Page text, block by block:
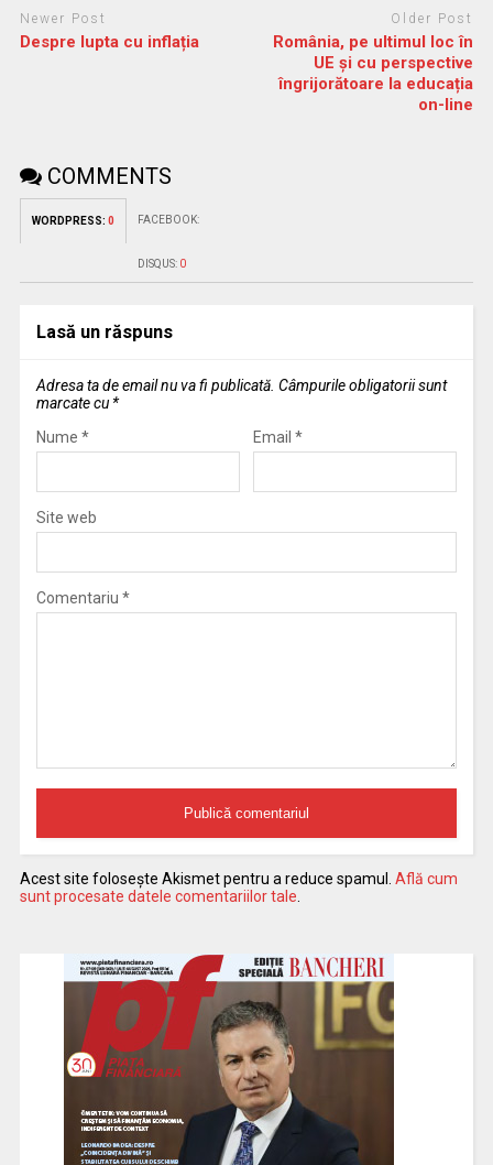
Newer Post
Despre lupta cu inflația
Older Post
România, pe ultimul loc în
UE și cu perspective
îngrijorătoare la educația
on-line
COMMENTS
WORDPRESS: 0 FACEBOOK:
DISQUS: 0
Lasă un răspuns
Adresa ta de email nu va fi publicată. Câmpurile obligatorii sunt
marcate cu *
Nume * Email *
Site web
Comentariu *
Acest site folosește Akismet pentru a reduce spamul. Află cum
sunt procesate datele comentariilor tale